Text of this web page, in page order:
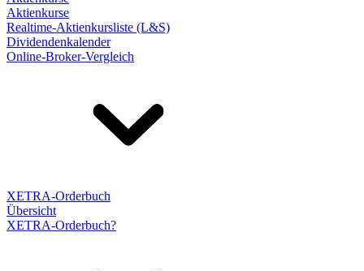
Aktienkurse
Realtime-Aktienkursliste (L&S)
Dividendenkalender
Online-Broker-Vergleich
XETRA-Orderbuch
Übersicht
XETRA-Orderbuch?